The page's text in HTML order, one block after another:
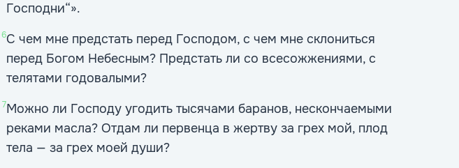
Господни“».
6С чем мне предстать перед Господом, с чем мне склониться
перед Богом Небесным? Предстать ли со всесожжениями, с
телятами годовалыми?
7Можно ли Господу угодить тысячами баранов, нескончаемыми
реками масла? Отдам ли первенца в жертву за грех мой, плод
тела — за грех моей души?